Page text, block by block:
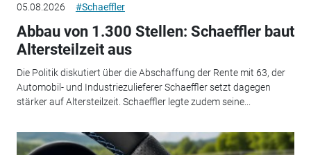
05.08.2026 #Schaeffler
Abbau von 1.300 Stellen: Schaeffler baut
Altersteilzeit aus
Die Politik diskutiert über die Abschaffung der Rente mit 63, der
Automobil- und Industriezulieferer Schaeffler setzt dagegen
stärker auf Altersteilzeit. Schaeffler legte zudem seine...